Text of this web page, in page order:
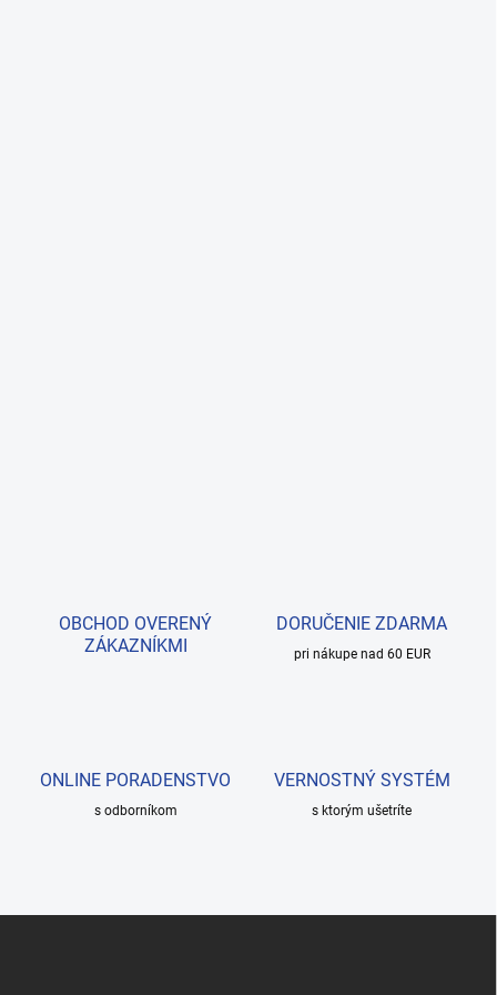
OBCHOD OVERENÝ
ZÁKAZNÍKMI
DORUČENIE ZDARMA
pri nákupe nad 60 EUR
ONLINE PORADENSTVO
s odborníkom
VERNOSTNÝ SYSTÉM
s ktorým ušetríte